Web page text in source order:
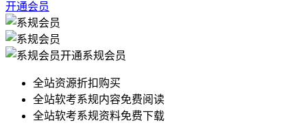
开通会员
开通系规会员
全站资源折扣购买
全站软考系规内容免费阅读
全站软考系规资料免费下载